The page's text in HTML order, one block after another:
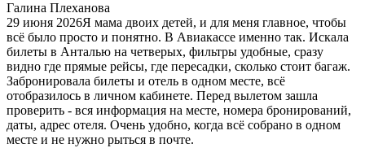
Галина Плеханова
29 июня 2026Я мама двоих детей, и для меня главное, чтобы
всё было просто и понятно. В Авиакассе именно так. Искала
билеты в Анталью на четверых, фильтры удобные, сразу
видно где прямые рейсы, где пересадки, сколько стоит багаж.
Забронировала билеты и отель в одном месте, всё
отобразилось в личном кабинете. Перед вылетом зашла
проверить - вся информация на месте, номера бронирований,
даты, адрес отеля. Очень удобно, когда всё собрано в одном
месте и не нужно рыться в почте.